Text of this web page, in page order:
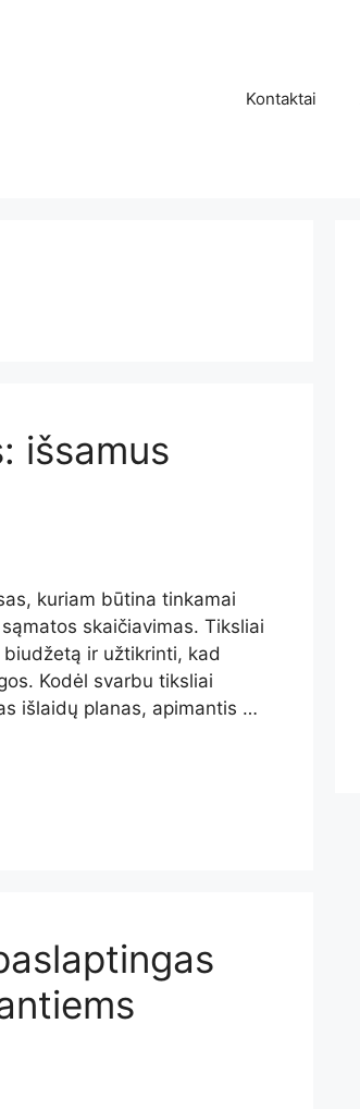
Kontaktai
išsamus
kuriam būtina tinkamai
skaičiavimas. Tiksliai
ir užtikrinti, kad
Kodėl svarbu tiksliai
išlaidų planas, apimantis …